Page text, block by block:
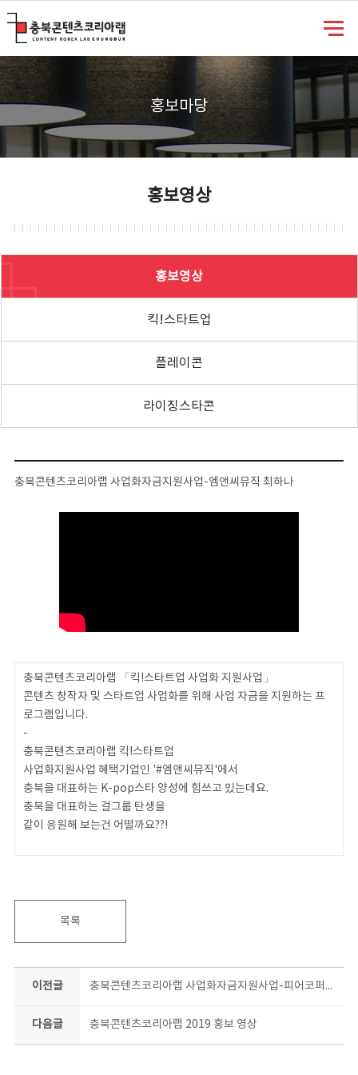
홍보마당
홍보영상
홍보영상
킥!스타트업
플레이콘
라이징스타콘
충북콘텐츠코리아랩 사업화자금지원사업-엠앤씨뮤직 최하나
​충북콘텐츠코리아랩 「킥!스타트업 사업화 지원사업」
콘텐츠 창작자 및 스타트업 사업화를 위해 사업 자금을 지원하는 프
로그램입니다.
-
충북콘텐츠코리아랩 킥!스타트업
사업화지원사업 혜택기업인 '#엠앤씨뮤직'에서
충북을 대표하는 K-pop스타 양성에 힘쓰고 있는데요.
충북을 대표하는 걸그룹 탄생을
같이 응원해 보는건 어떨까요??!
k-pop그룹이 기대된다면?!
충북콘텐츠코리아랩 "킥!스타트업 사업화 자금지원" 혜택
목록
이전글 충북콘텐츠코리아랩 사업화자금지원사업-피어코퍼레이션
다음글 충북콘텐츠코리아랩 2019 홍보 영상